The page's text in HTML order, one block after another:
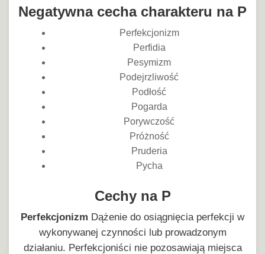
Negatywna cecha charakteru na P
Perfekcjonizm
Perfidia
Pesymizm
Podejrzliwość
Podłość
Pogarda
Porywczość
Próżność
Pruderia
Pycha
Cechy na P
Perfekcjonizm Dążenie do osiągnięcia perfekcji w
wykonywanej czynności lub prowadzonym
działaniu. Perfekcjoniści nie pozosawiają miejsca